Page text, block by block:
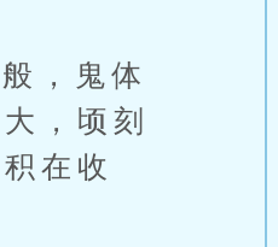
，鬼体
，顷刻
在收